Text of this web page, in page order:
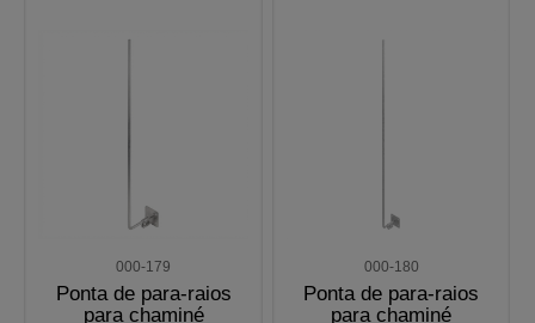
000-179
Ponta de para-raios
para chaminé
000-180
Ponta de para-raios
para chaminé